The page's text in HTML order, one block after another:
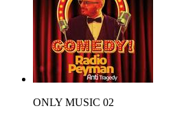
ONLY MUSIC 02